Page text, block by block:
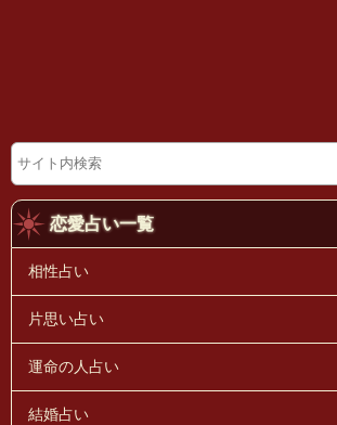
恋愛占い一覧
相性占い
片思い占い
運命の人占い
結婚占い